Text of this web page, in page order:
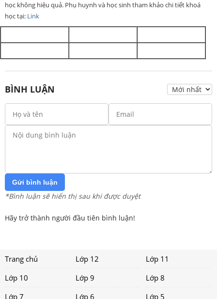
học không hiệu quả. Phụ huynh và học sinh tham khảo chi tiết khoá
học tại: Link
BÌNH LUẬN
Gửi bình luận
*Bình luận sẽ hiển thị sau khi được duyệt
Hãy trở thành người đầu tiên bình luận!
Trang chủ Lớp 12
Lớp 11
Lớp 10
Lớp 9
Lớp 8
Lớp 7
Lớp 6 Lớp 5